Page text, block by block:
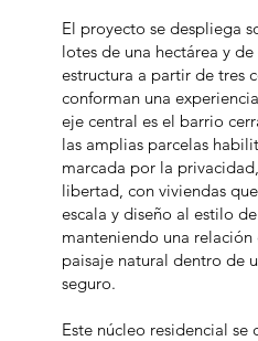
El proyecto se despliega
lotes de una hectárea y
estructura a partir de tres
conforman una
eje central es el barrio
las amplias parcelas
marcada por la
libertad, con viviendas
escala y diseño al estilo
manteniendo una relación
paisaje natural dentro de
seguro.
Este núcleo residencial